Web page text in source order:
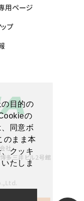
目的の
の
同意ボ
のまま本
クッキ
たしま
用ページ
プ
社
多三井ビル2号館